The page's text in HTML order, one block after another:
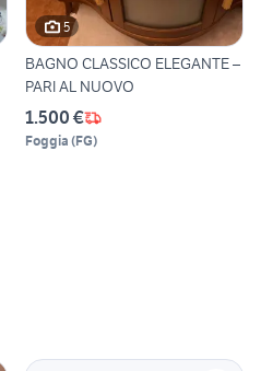
5
BAGNO CLASSICO ELEGANTE –
PARI AL NUOVO
1.500 €
Foggia (FG)